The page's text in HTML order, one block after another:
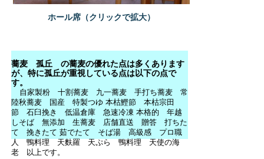
蕎麦 孤丘 の蕎麦の優れた点は多くあります
が、特に孤丘が重視している点は以下の点で
す。
自家製粉 十割蕎麦 九一蕎麦 手打ち蕎麦 常
陸秋蕎麦 国産 特製つゆ 本枯鰹節 本枯宗田
節 石臼挽き 低温倉庫 急速冷凍 本格的 年越
しそば 無添加 生蕎麦 店舗直送 贈答 打ちた
て 挽きたて 茹でたて そば湯 高級感 プロ職
人 鴨料理 天麩羅 天ぷら 鴨料理 天使の海
老 以上です。
ホール席（クリックで拡大）